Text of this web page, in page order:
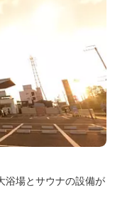
浴場とサウナの設備が